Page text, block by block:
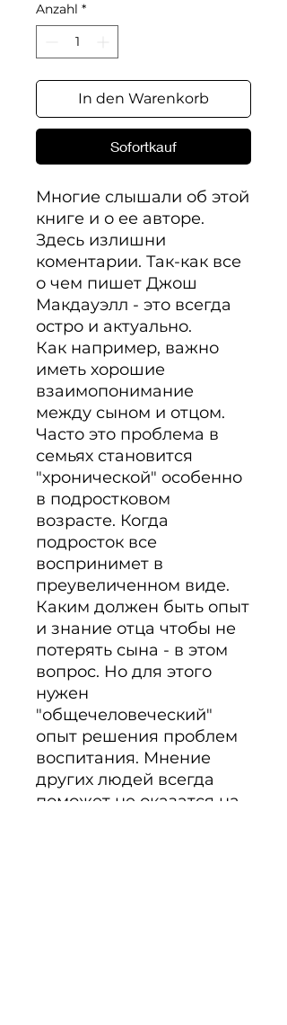
Anzahl *
In den Warenkorb
Sofortkauf
Многие слышали об этой
книге и о ее авторе.
Здесь излишни
коментарии. Так-как все
о чем пишет Джош
Макдауэлл - это всегда
остро и актуально.
Как например, важно
иметь хорошие
взаимопонимание
между сыном и отцом.
Часто это проблема в
семьях становится
"хронической" особенно
в подростковом
возрасте. Когда
подросток все
воспринимет в
преувеличенном виде.
Каким должен быть опыт
и знание отца чтобы не
потерять сына - в этом
вопрос. Но для этого
нужен
"общечеловеческий"
опыт решения проблем
воспитания. Мнение
других людей всегда
поможет не оказатся на